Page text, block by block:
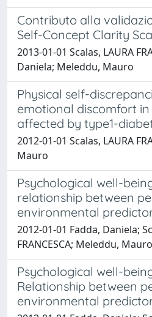
Contributo alla
Self-Concept Clarity
2013-01-01 Scalas, LAURA
Daniela; Meleddu, Mauro
Physical self-
emotional discomfort
affected by type1-
2012-01-01 Scalas, LAURA
Mauro
Psychological well-
relationship between
environmental
2012-01-01 Fadda, Daniela;
FRANCESCA; Meleddu, Mauro
Psychological well-
Relationship between
environmental